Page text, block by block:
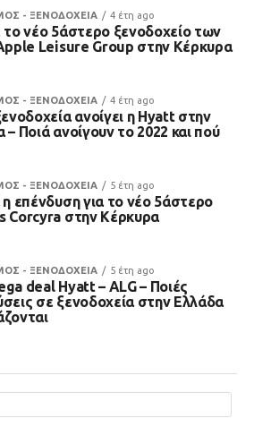
- ΞΕΝΟΔΟΧΕΙΑ 4 έτη ago
το νέο 5άστερο ξενοδοχείο των
Leisure Group στην Κέρκυρα
- ΞΕΝΟΔΟΧΕΙΑ 4 έτη ago
ανοίγει η Hyatt στην
– Ποιά ανοίγουν το 2022 και πού
- ΞΕΝΟΔΟΧΕΙΑ 5 έτη ago
η επένδυση για το νέο 5άστερο
Corcyra στην Κέρκυρα
- ΞΕΝΟΔΟΧΕΙΑ 5 έτη ago
deal Hyatt – ALG – Ποιές
σε ξενοδοχεία στην Ελλάδα